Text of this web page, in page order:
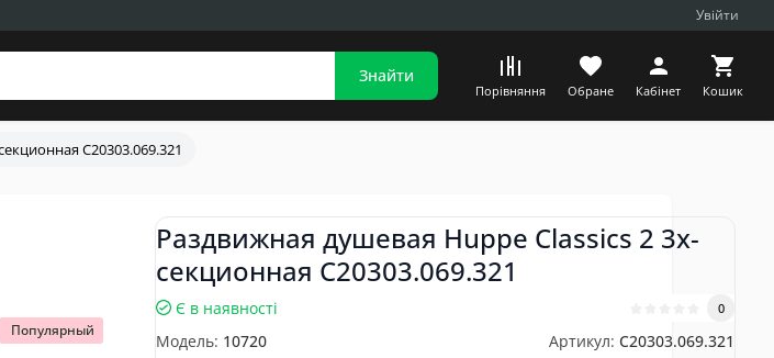
Увійти
Знайти
Порівняння Обране Кабінет Кошик
C20303.069.321
Популярный
Раздвижная душевая Huppe Classics 2 3х-
секционная C20303.069.321
Є в наявності 0
Модель: 10720 Артикул: C20303.069.321